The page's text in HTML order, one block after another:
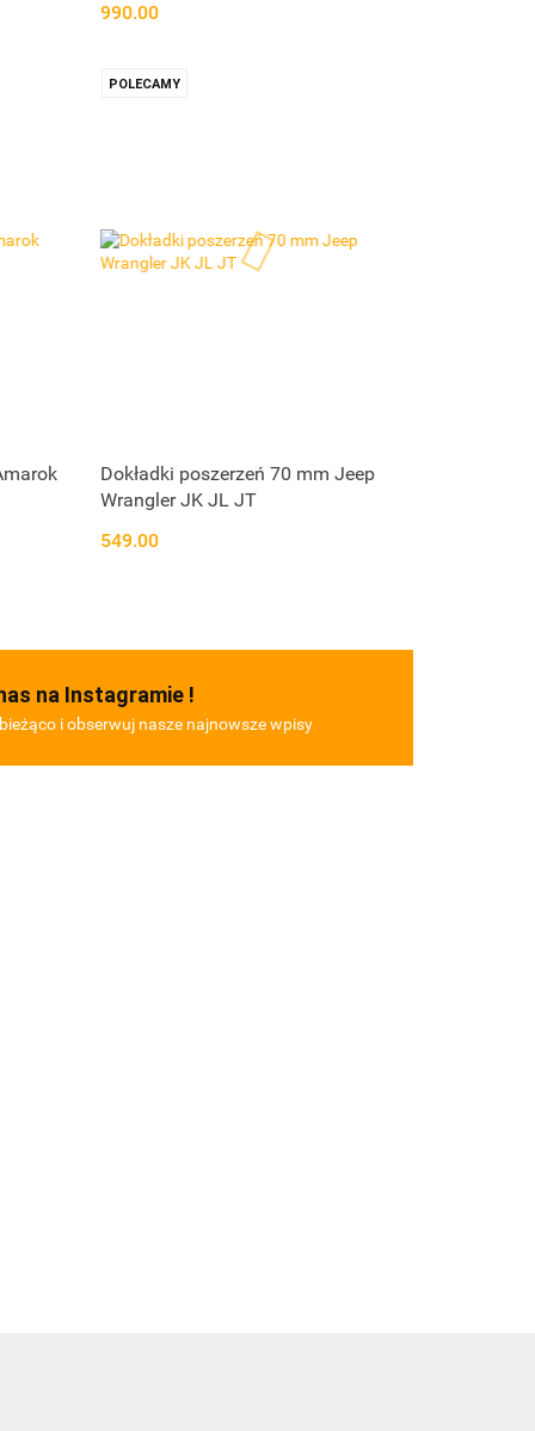
990.00
POLECAMY
Dokładki poszerzeń 70 mm Jeep
Wrangler JK JL JT
549.00
na Instagramie !
i obserwuj nasze najnowsze wpisy